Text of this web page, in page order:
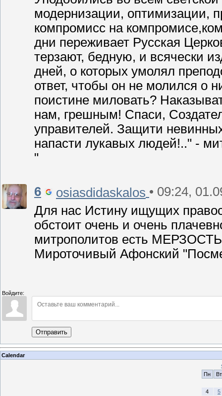
модернизации, оптимизации,
компромисс на
дни переживает Русская
терзают, бедную, и всячески
дней, о которых умолял
ответ, чтобы он не молился о
поистине миловать?
нам, грешным! Спаси,
управителей. Защити
напасти лукавых людей!.." -
"
6 osiasdidaskalos • 09:24,
Для нас Истину ищущих
обстоит очень и очень
митрополитов есть
Мироточивый Афонский
Войдите:
Отправить
Calendar
Пн
Вт
4
5